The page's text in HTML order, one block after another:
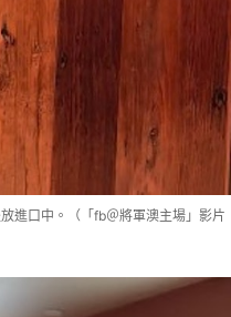
進口中。（「fb＠將軍澳主場」影片